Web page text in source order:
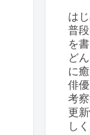
は
普
を
ど
に
俳
考
更
し